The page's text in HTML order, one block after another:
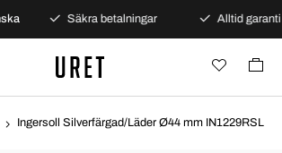
Säkra betalningar Alltid garanti
Ingersoll Silverfärgad/Läder Ø44 mm IN1229RSL